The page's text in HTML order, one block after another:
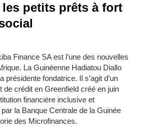
petits prêts à fort
Finance SA est l’une des nouvelles
La Guinéenne Hadiatou Diallo
présidente fondatrice. Il s’agit d’un
de crédit en Greenfield créé en juin
financière inclusive et
la Banque Centrale de la Guinée
des Microfinances.